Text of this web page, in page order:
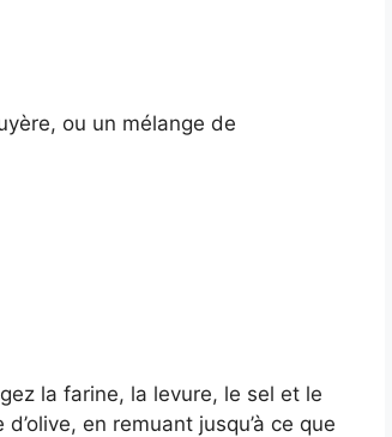
ou un mélange de
la farine, la levure, le sel et le
en remuant jusqu’à ce que